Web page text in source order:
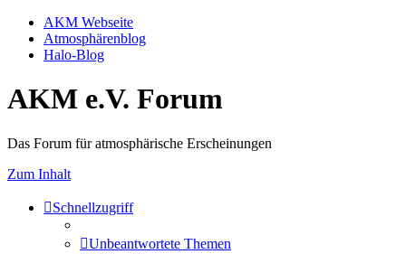
AKM Webseite
Atmosphärenblog
Halo-Blog
AKM e.V. Forum
Das Forum für atmosphärische Erscheinungen
Zum Inhalt
Schnellzugriff
Unbeantwortete Themen